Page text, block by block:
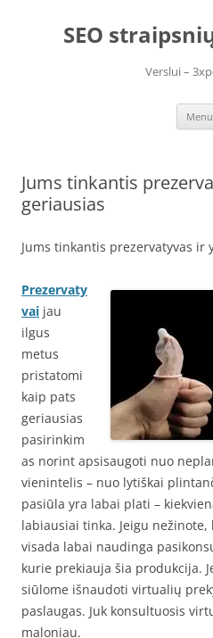
contentSEO
Verslui –
Menu
Jums tinkantis
geriausias
Jums tinkantis prezervatyvas ir
Prezervaty
vai jau
ilgus
metus
pristatomi
kaip pats
geriausias
pasirinkim
as norint apsisaugoti nuo
vienintelis – nuo lytiškai
pasiūla yra labai plati –
labiausiai tinka. Jeigu
visada labai naudinga
kurie prekiauja šia produkcija.
siūlome išnaudoti virtualių
paslaugas. Juk konsultuosis
maloniau.